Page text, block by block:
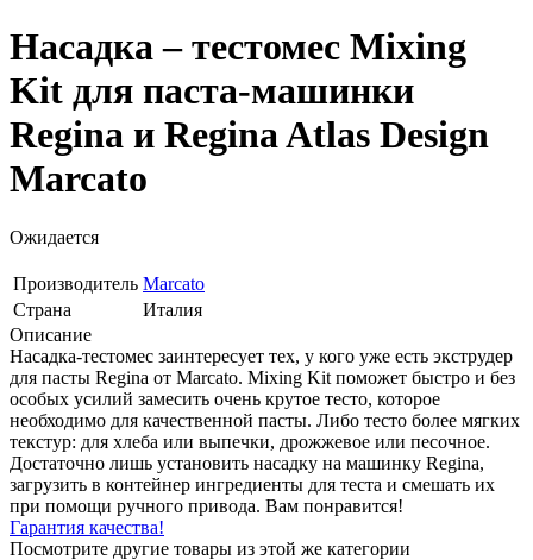
Насадка – тестомес Mixing
Kit для паста-машинки
Regina и Regina Atlas Design
Marcato
Ожидается
Производитель Marcato
Страна
Италия
Описание
Насадка-тестомес заинтересует тех, у кого уже есть экструдер
для пасты Regina от Marcato. Mixing Kit поможет быстро и без
особых усилий замесить очень крутое тесто, которое
необходимо для качественной пасты. Либо тесто более мягких
текстур: для хлеба или выпечки, дрожжевое или песочное.
Достаточно лишь установить насадку на машинку Regina,
загрузить в контейнер ингредиенты для теста и смешать их
при помощи ручного привода. Вам понравится!
Гарантия качества!
Посмотрите другие товары из этой же категории